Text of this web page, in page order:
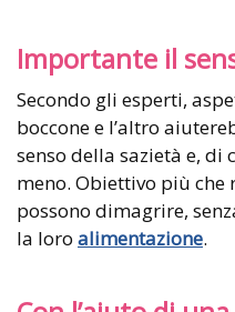
Importante il
Secondo gli esperti,
boccone e l’altro
senso della sazietà e, di
meno. Obiettivo più
possono dimagrire,
la loro alimentazione.